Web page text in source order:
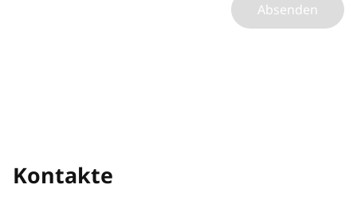
Absenden
Kontakte